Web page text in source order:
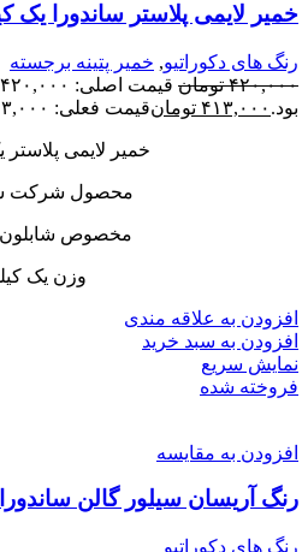
خمیر لایمی پلاستر ساندورا یک
رنگ های دکوراتیو, خمیر پتینه برجسته
۴۲۰,۰۰۰ تومان
بود. ۴۱۳,۰۰۰ تومانقیمت فعلی: ۴۱۳,۰۰۰ تومان.
خمیر لایمی پلاستر
محصول شرکت
مخصوص شابلون
وزن یک
افزودن به علاقه مندی
افزودن به سبد خرید
نمایش سریع
فروخته شده
افزودن به مقایسه
رنگ‌ آریسان سیلور گالن ساندورا
رنگ های دکوراتیو